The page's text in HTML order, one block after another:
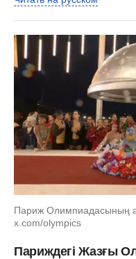
Париж Олимпиадасының
x.com/olympics
Париждегі Жазғы